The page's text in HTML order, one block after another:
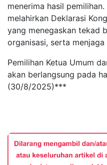
menerima hasil
melahirkan Deklarasi
yang menegaskan tekad
organisasi, serta menjaga
Pemilihan Ketua Umum
akan berlangsung pada
(30/8/2025)***